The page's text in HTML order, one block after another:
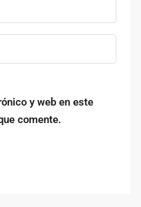
y web en este
comente.